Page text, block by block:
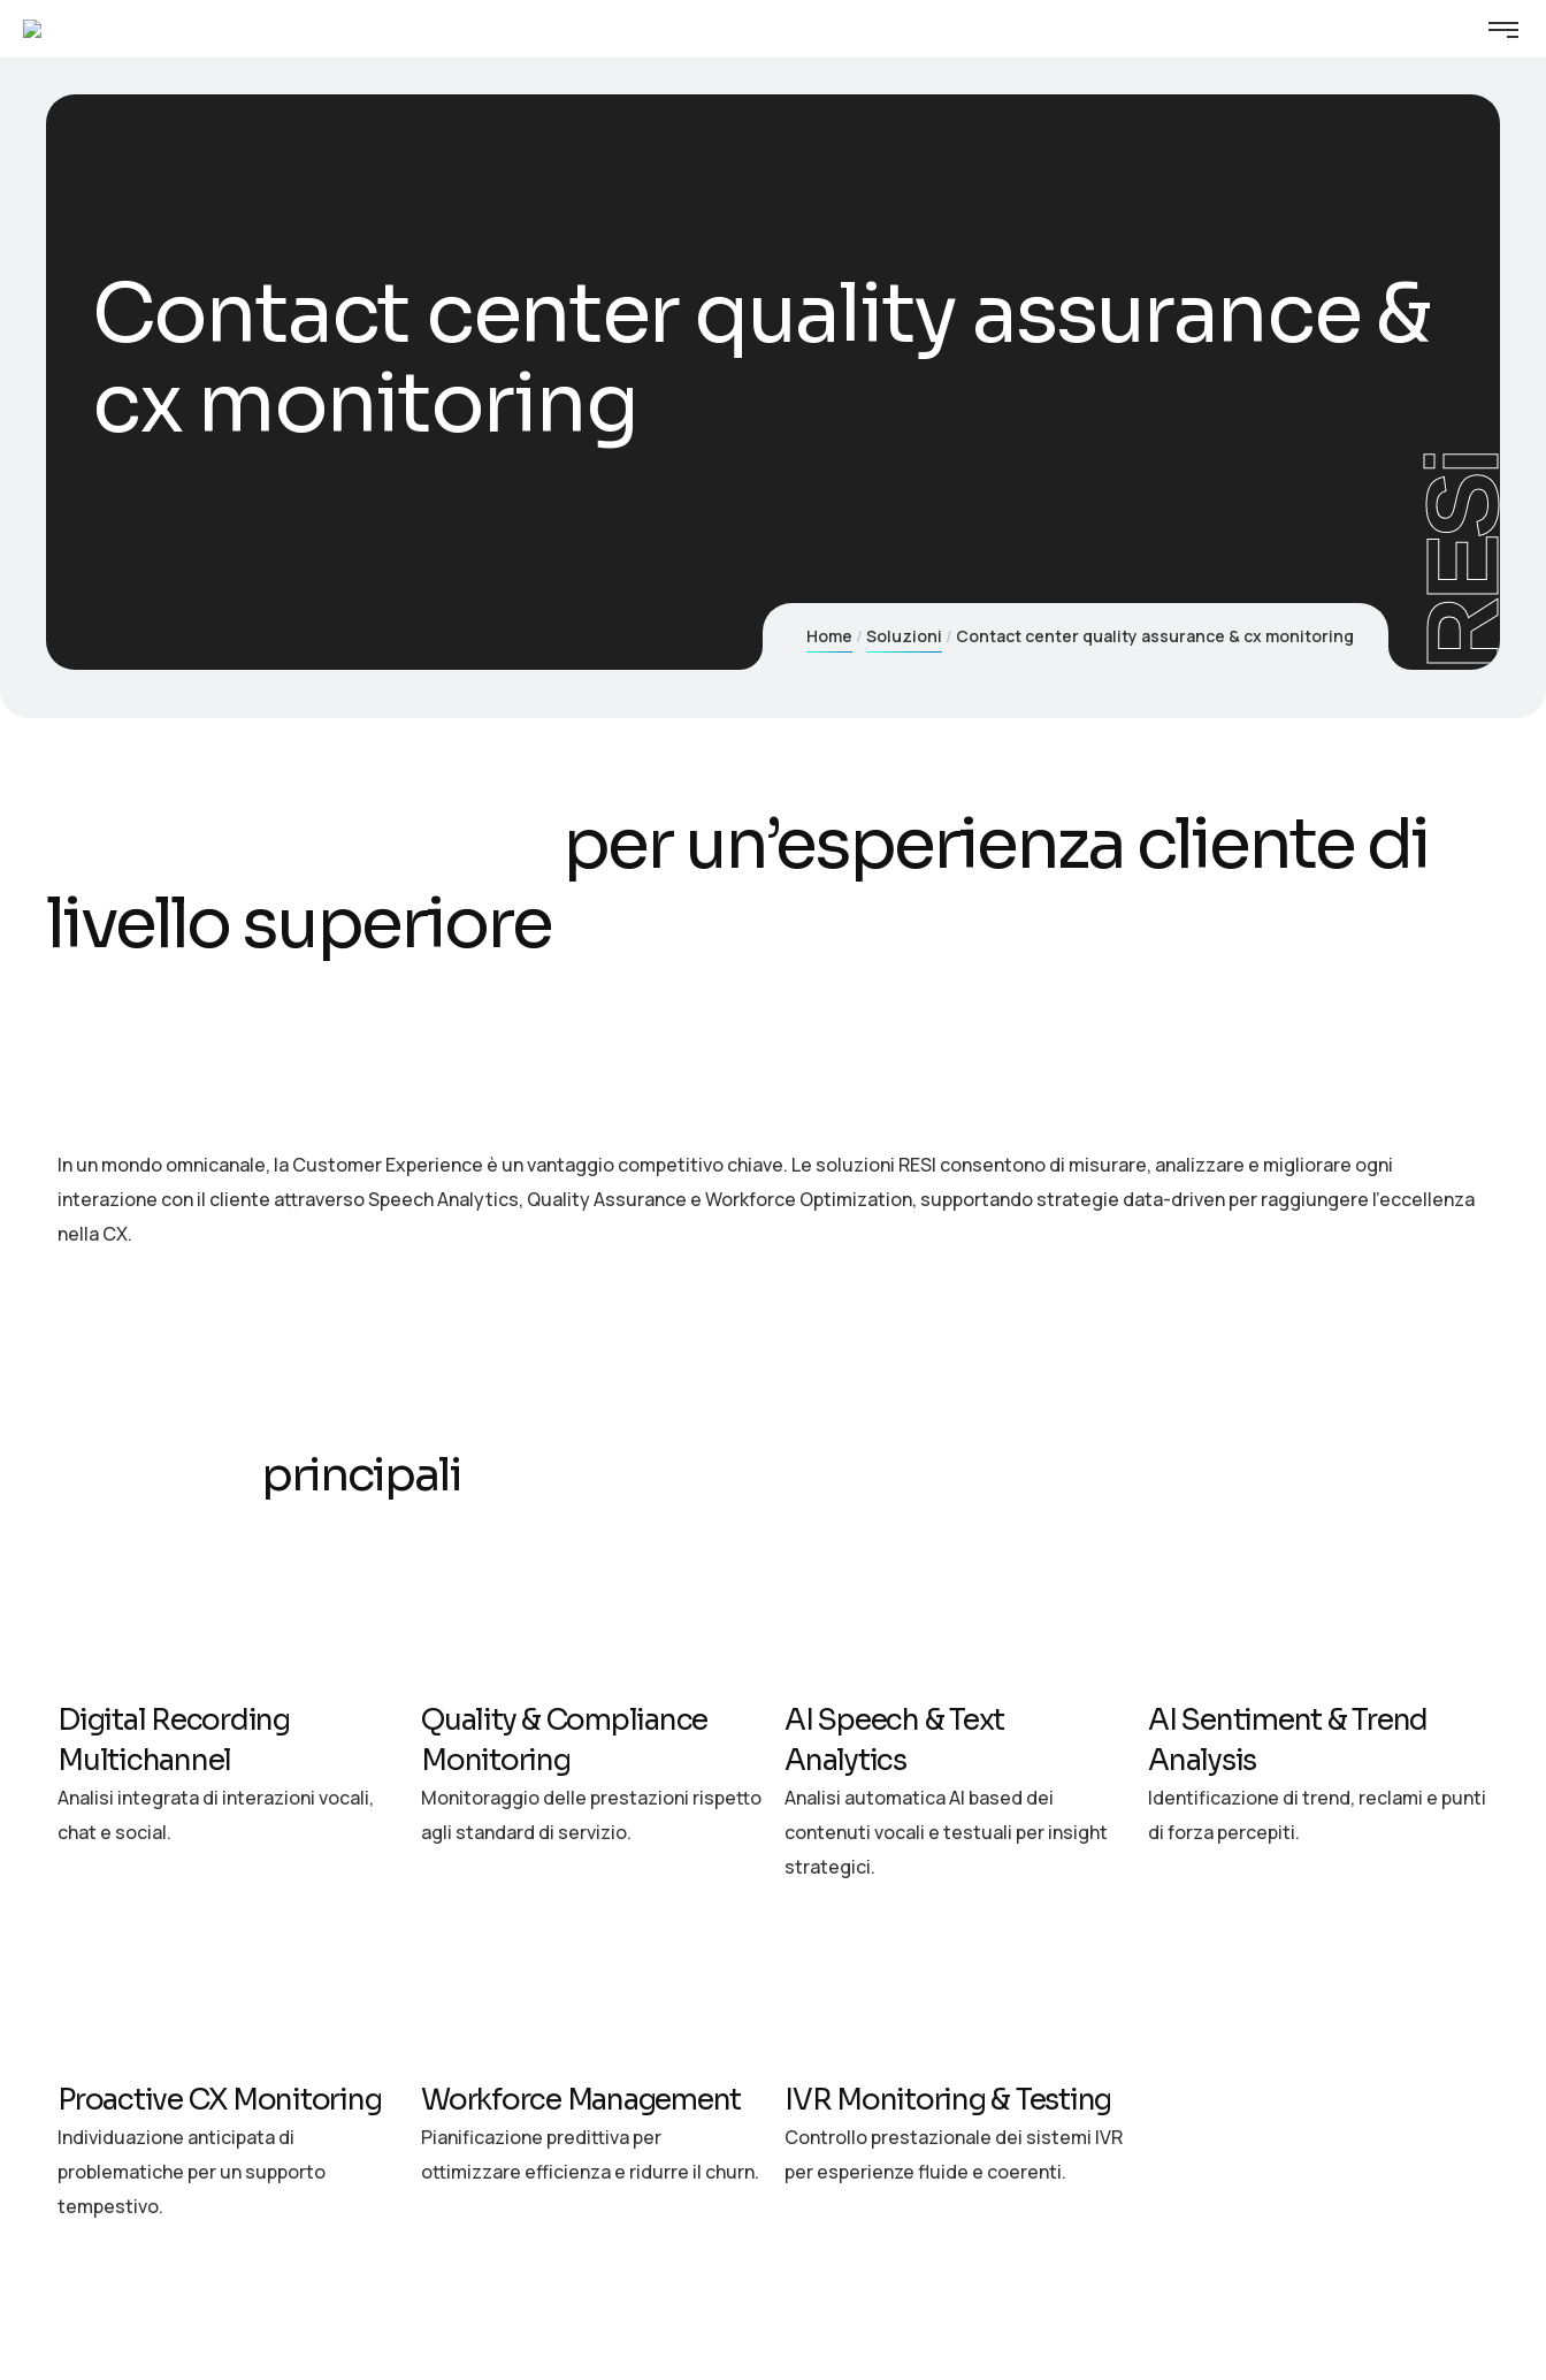
Contact center quality assurance &
cx monitoring
RESi
Home Soluzioni Contact center quality assurance & cx monitoring
per un’esperienza cliente di
livello superiore
In un mondo omnicanale, la Customer Experience è un vantaggio competitivo chiave. Le soluzioni RESI consentono di misurare, analizzare e migliorare ogni
interazione con il cliente attraverso Speech Analytics, Quality Assurance e Workforce Optimization, supportando strategie data-driven per raggiungere l’eccellenza
nella CX.
principali
Digital Recording
Multichannel
Analisi integrata di interazioni vocali,
chat e social.
Quality & Compliance
Monitoring
Monitoraggio delle prestazioni rispetto
agli standard di servizio.
AI Speech & Text
Analytics
Analisi automatica AI based dei
contenuti vocali e testuali per insight
strategici.
AI Sentiment & Trend
Analysis
Identificazione di trend, reclami e punti
di forza percepiti.
Proactive CX Monitoring
Individuazione anticipata di
problematiche per un supporto
tempestivo.
Workforce Management
Pianificazione predittiva per
ottimizzare efficienza e ridurre il churn.
IVR Monitoring & Testing
Controllo prestazionale dei sistemi IVR
per esperienze fluide e coerenti.